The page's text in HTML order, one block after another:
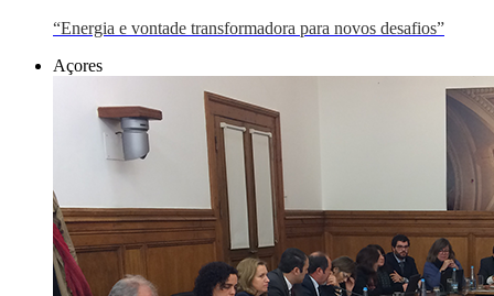
“Energia e vontade transformadora para novos desafios”
Açores